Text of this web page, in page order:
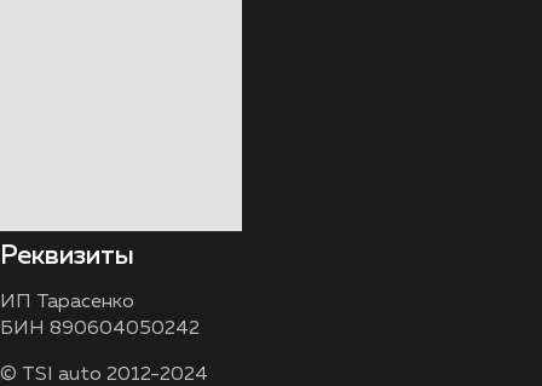
Реквизиты
ИП Тарасенко
БИН 890604050242
© TSI auto 2012-2024